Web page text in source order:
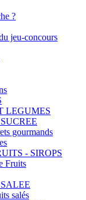
?
jeu-concours
LEGUMES
gourmands
- SIROPS
Fruits
salés